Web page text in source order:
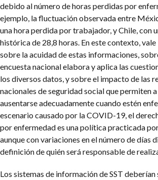
debido al número de horas perdidas por
ejemplo, la fluctuación observada entre
una hora perdida por trabajador, y Chile, con
histórica de 28,8 horas. En este contexto,
sobre la acuidad de estas informaciones,
encuesta nacional elabora y aplica las
los diversos datos, y sobre el impacto de las
nacionales de seguridad social que permiten
ausentarse adecuadamente cuando estén
escenario causado por la COVID-19, el
por enfermedad es una política practicada
aunque con variaciones en el número de días
definición de quién será responsable de
Los sistemas de información de SST deberían